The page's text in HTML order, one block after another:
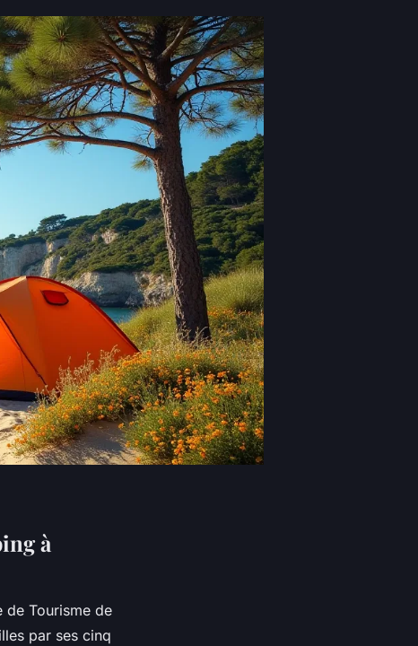
à
de Tourisme de
par ses cinq